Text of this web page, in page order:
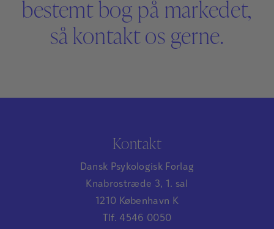
bestemt bog på markedet,
så kontakt os gerne.
Kontakt
Dansk Psykologisk Forlag
Knabrostræde 3, 1. sal
1210 København K
Tlf. 4546 0050